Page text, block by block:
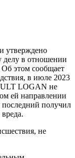
утверждено
делу в отношении
этом сообщает
в июле 2023
LOGAN не
ей направлении
последний получил
не